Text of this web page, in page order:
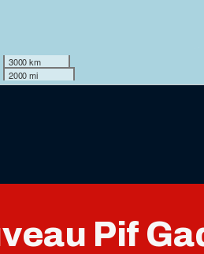
3000 km
2000 mi
Pif